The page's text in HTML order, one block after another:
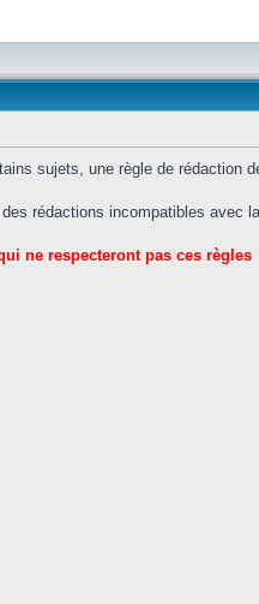
sujets, une règle de rédaction
rédactions incompatibles avec
ne respecteront pas ces règles